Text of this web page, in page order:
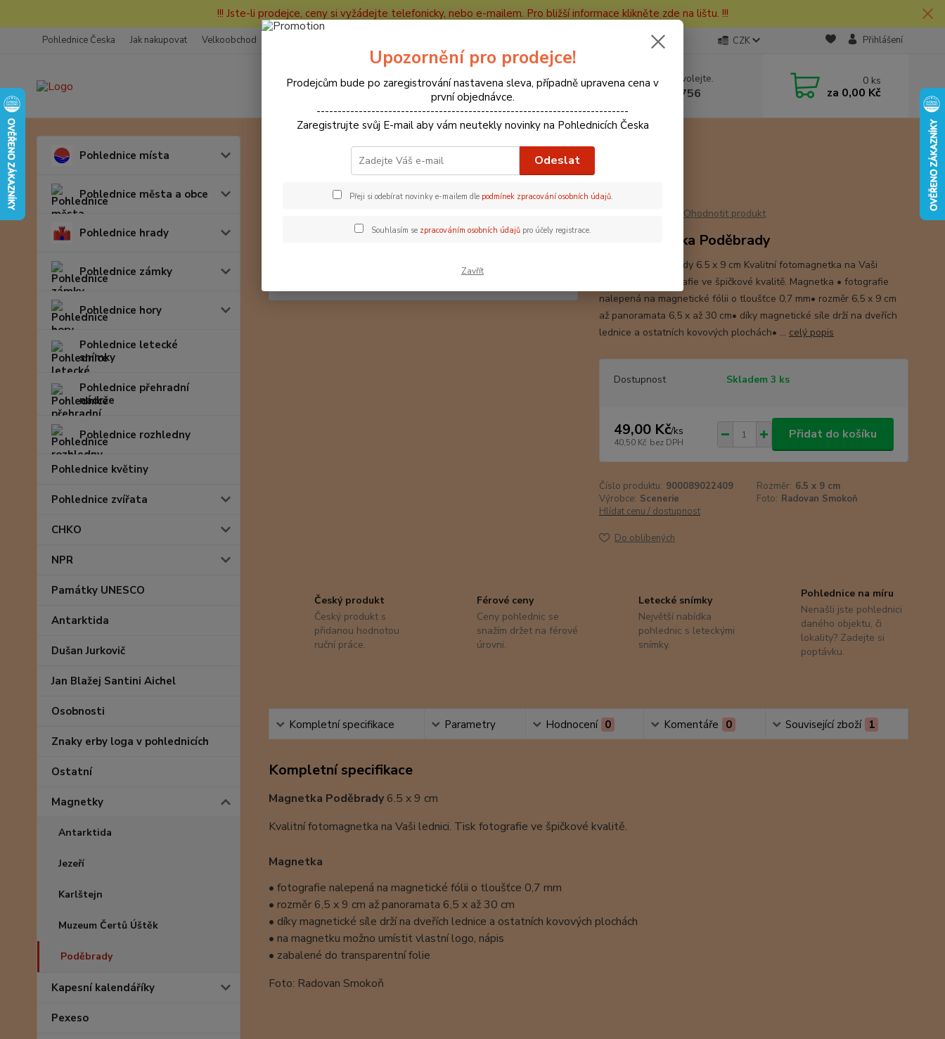
!!! Jste-li prodejce, ceny si vyžádejte telefonicky, nebo e-mailem. Pro bližší informace klikněte zde na lištu. !!!
Pohlednice Česka Jak nakupovat Velkoobchod CZK Přihlášení
Hledat Nevíte si rady? Zavolejte.
+420 730 127 756
0 ks
za 0,00 Kč
Pohlednice místa
Pohlednice města a obce
Pohlednice hrady
Pohlednice zámky
Pohlednice hory
Pohlednice letecké
snímky
Pohlednice přehradní
nádrže
Pohlednice rozhledny
Pohlednice květiny
Pohlednice zvířata
CHKO
NPR
Památky UNESCO
Antarktida
Dušan Jurkovič
Jan Blažej Santini Aichel
Osobnosti
Znaky erby loga v pohlednicích
Ostatní
Magnetky
Antarktida
Jezeří
Karlštejn
Muzeum Čertů Úštěk
Poděbrady
Kapesní kalendáříky
Pexeso
Magnetka Poděbrady
Ohodnotit produkt
Fotomagnetka Poděbrady
Magnetka Poděbrady 6.5 x 9 cm Kvalitní fotomagnetka na Vaši
lednici. Tisk fotografie ve špičkové kvalitě. Magnetka • fotografie
nalepená na magnetické fólii o tloušťce 0,7 mm• rozměr 6,5 x 9 cm
až panoramata 6,5 x až 30 cm• díky magnetické síle drží na dveřích
lednice a ostatních kovových plochách• ... celý popis
Dostupnost Skladem 3 ks
49,00 Kč/ks
40,50 Kč bez DPH
Přidat do košíku
Číslo produktu: 900089022409 Rozměr: 6.5 x 9 cm
Výrobce: Scenerie Foto: Radovan Smokoň
Hlídat cenu / dostupnost
Do oblíbených
Český produkt
Český produkt s
přidanou hodnotou
ruční práce.
Férové ceny
Ceny pohlednic se
snažím držet na férové
úrovni.
Letecké snímky
Největší nabídka
pohlednic s leteckými
snímky.
Pohlednice na míru
Nenašli jste pohlednici
daného objektu, či
lokality? Zadejte si
poptávku.
Kompletní specifikace Parametry Hodnocení 0 Komentáře 0 Související zboží 1
Kompletní specifikace
Magnetka Poděbrady6.5 x 9 cm
Kvalitní fotomagnetka na Vaši lednici. Tisk fotografie ve špičkové kvalitě.
Magnetka
• fotografie nalepená na magnetické fólii o tloušťce 0,7 mm
• rozměr 6,5 x 9 cm až panoramata 6,5 x až 30 cm
• díky magnetické síle drží na dveřích lednice a ostatních kovových plochách
• na magnetku možno umístit vlastní logo, nápis
• zabalené do transparentní folie
Foto: Radovan Smokoň
Upozornění pro prodejce!
Prodejcům bude po zaregistrování nastavena sleva, případně upravena cena v
první objednávce.
--------------------------------------------------------------------------
Zaregistrujte svůj E-mail aby vám neutekly novinky na Pohlednicích Česka
Odeslat
Přeji si odebírat novinky e-mailem dle podmínek zpracování osobních údajů.
Souhlasím se zpracováním osobních údajůpro účely registrace.
Zavřít